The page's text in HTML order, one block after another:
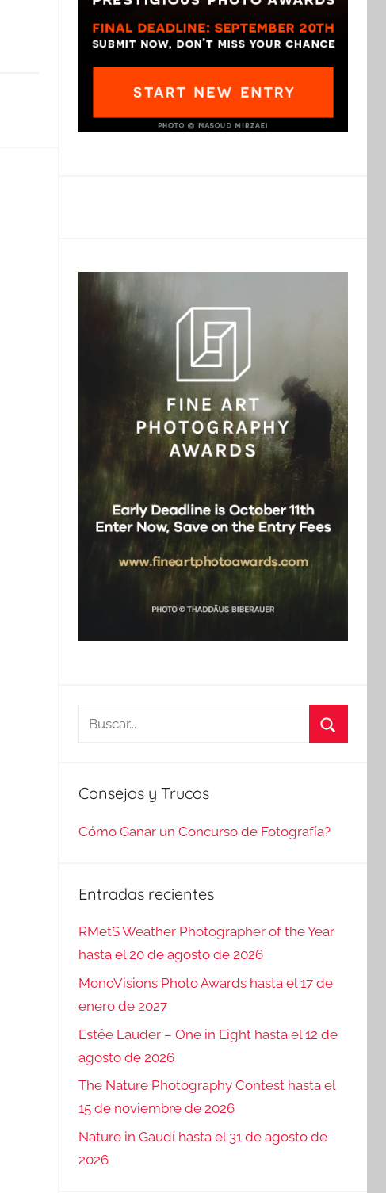
Buscar:
Consejos y Trucos
Cómo Ganar un Concurso de Fotografía?
Entradas recientes
RMetS Weather Photographer of the Year
hasta el 20 de agosto de 2026
MonoVisions Photo Awards hasta el 17 de
enero de 2027
Estée Lauder – One in Eight hasta el 12 de
agosto de 2026
The Nature Photography Contest hasta el
15 de noviembre de 2026
Nature in Gaudí hasta el 31 de agosto de
2026